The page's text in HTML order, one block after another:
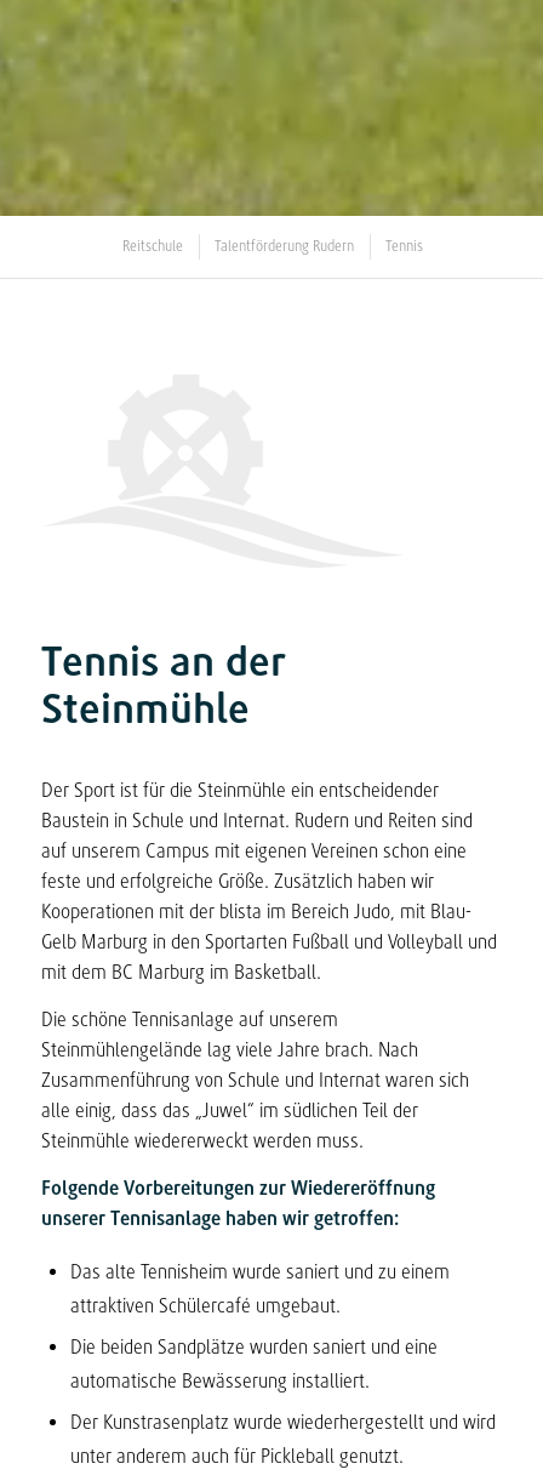
Reitschule Talentförderung Rudern Tennis
Tennis an der
Steinmühle
Der Sport ist für die Steinmühle ein entscheidender
Baustein in Schule und Internat. Rudern und Reiten sind
auf unserem Campus mit eigenen Vereinen schon eine
feste und erfolgreiche Größe. Zusätzlich haben wir
Kooperationen mit der blista im Bereich Judo, mit Blau-
Gelb Marburg in den Sportarten Fußball und Volleyball und
mit dem BC Marburg im Basketball.
Die schöne Tennisanlage auf unserem
Steinmühlengelände lag viele Jahre brach. Nach
Zusammenführung von Schule und Internat waren sich
alle einig, dass das „Juwel“ im südlichen Teil der
Steinmühle wiedererweckt werden muss.
Folgende Vorbereitungen zur Wiedereröffnung
unserer Tennisanlage haben wir getroffen:
Das alte Tennisheim wurde saniert und zu einem
attraktiven Schülercafé umgebaut.
Die beiden Sandplätze wurden saniert und eine
automatische Bewässerung installiert.
Der Kunstrasenplatz wurde wiederhergestellt und wird
unter anderem auch für Pickleball genutzt.